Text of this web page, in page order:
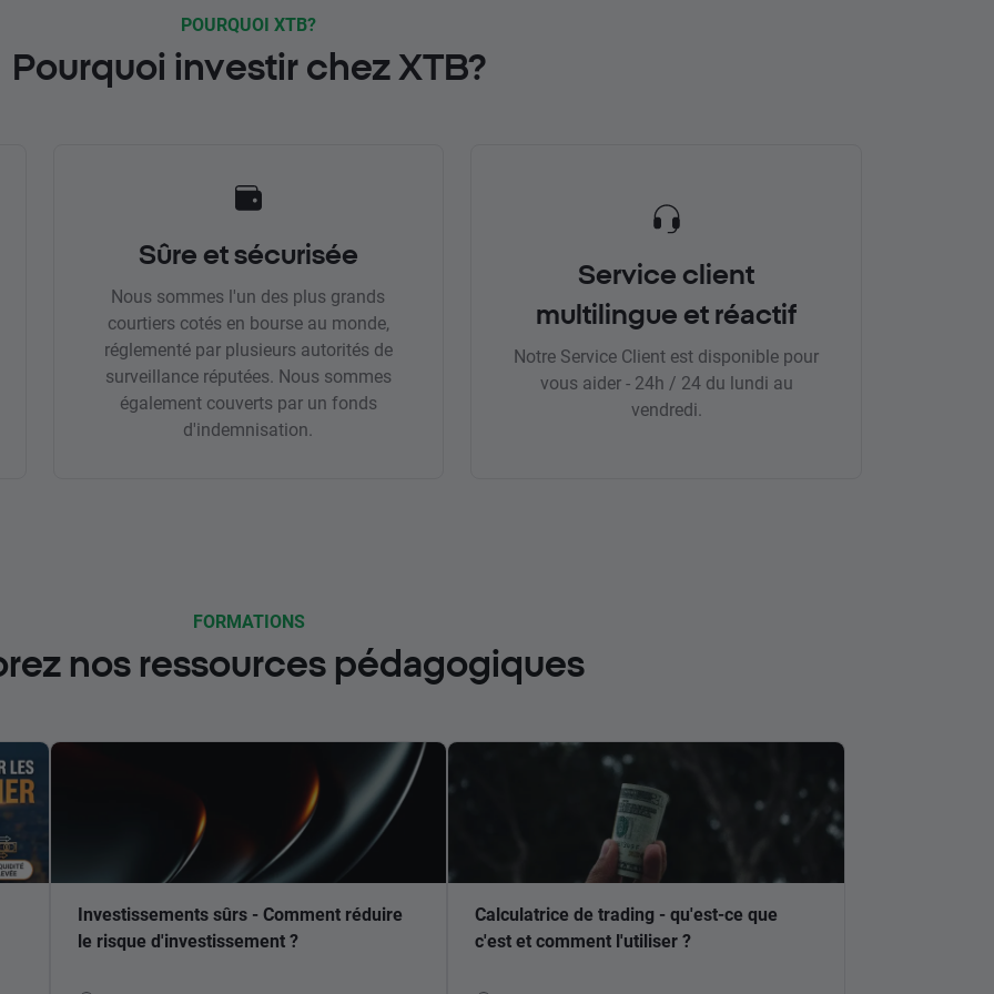
POURQUOI XTB?
Pourquoi investir chez XTB?
Sûre et sécurisée
Nous sommes l'un des plus grands
courtiers cotés en bourse au monde,
réglementé par plusieurs autorités de
surveillance réputées. Nous sommes
également couverts par un fonds
d'indemnisation.
Service client
multilingue et réactif
Notre Service Client est disponible pour
vous aider - 24h / 24 du lundi au
vendredi.
FORMATIONS
nos ressources pédagogiques
Investissements sûrs - Comment réduire
le risque d'investissement ?
Calculatrice de trading - qu'est-ce que
c'est et comment l'utiliser ?